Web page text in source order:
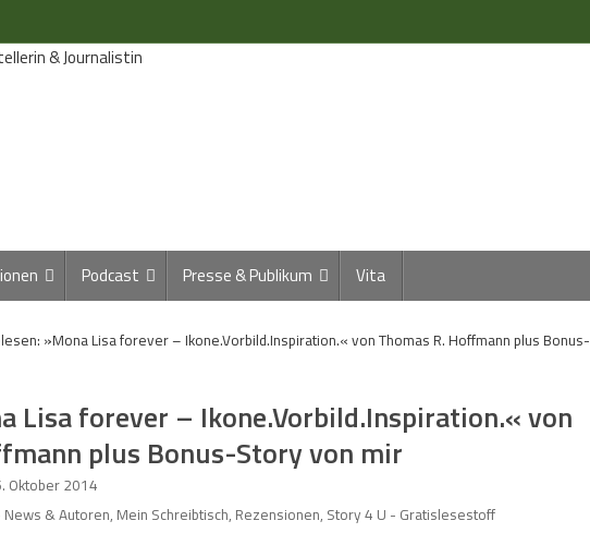
Podcast Presse & Publikum Vita
»Mona Lisa forever – Ikone.Vorbild.Inspiration.« von Thomas R. Hoffmann plus Bonus-
Lisa forever – Ikone.Vorbild.Inspiration.« von
plus Bonus-Story von mir
Oktober 2014
News & Autoren, Mein Schreibtisch, Rezensionen, Story 4 U - Gratislesestoff